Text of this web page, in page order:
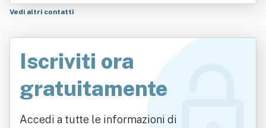
Vedi altri contatti
Iscriviti ora
gratuitamente
Accedi a tutte le informazioni di